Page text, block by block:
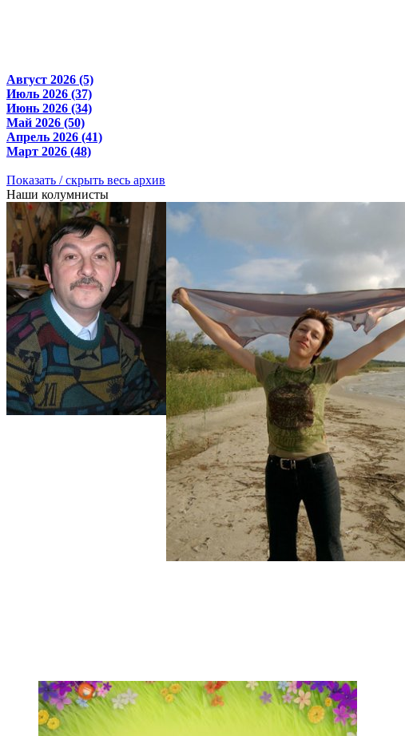
Август 2026 (5)
Июль 2026 (37)
Июнь 2026 (34)
Май 2026 (50)
Апрель 2026 (41)
Март 2026 (48)
Показать / скрыть весь архив
Наши колумнисты